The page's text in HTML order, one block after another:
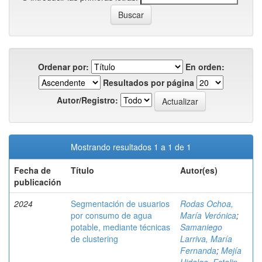
Ordenar por:
En orden:
Resultados por página
Autor/Registro:
Mostrando resultados 1 a 1 de 1
Fecha de
publicación
Título Autor(es)
2024
Segmentación de usuarios
por consumo de agua
potable, mediante técnicas
de clustering
Rodas Ochoa,
María Verónica;
Samaniego
Larriva, María
Fernanda; Mejía